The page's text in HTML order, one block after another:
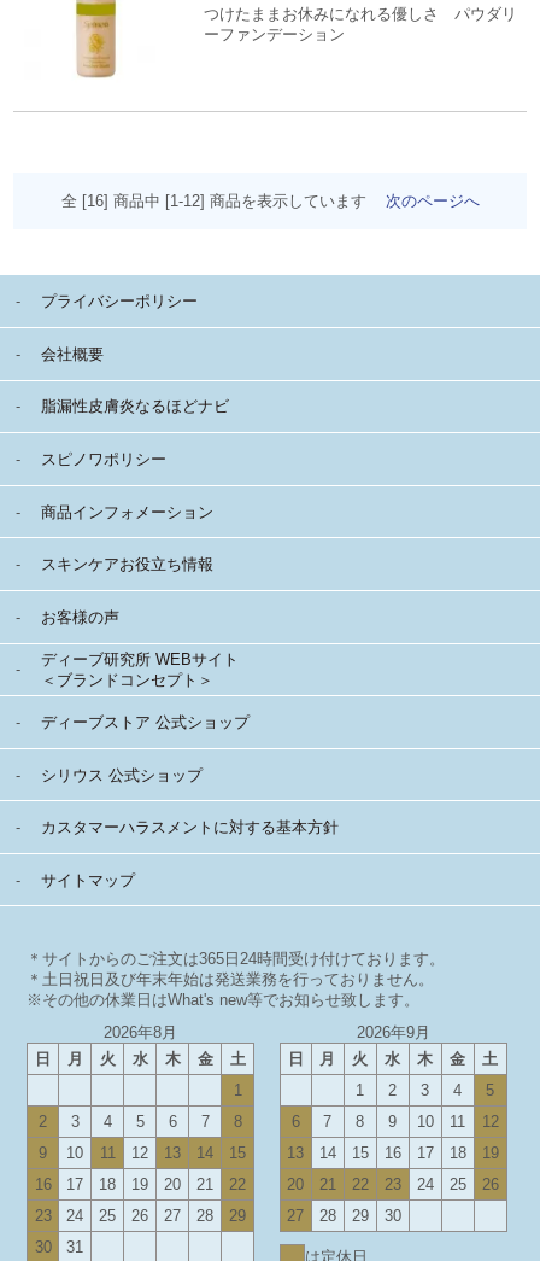
つけたままお休みになれる優しさ パウダリ
ーファンデーション
全 [16] 商品中 [1-12] 商品を表示しています 次のページへ
プライバシーポリシー
会社概要
脂漏性皮膚炎なるほどナビ
スピノワポリシー
商品インフォメーション
スキンケアお役立ち情報
お客様の声
ディーブ研究所 WEBサイト
＜ブランドコンセプト＞
ディーブストア 公式ショップ
シリウス 公式ショップ
カスタマーハラスメントに対する基本方針
サイトマップ
＊サイトからのご注文は365日24時間受け付けております。
＊土日祝日及び年末年始は発送業務を行っておりません。
※その他の休業日はWhat's new等でお知らせ致します。
2026年8月
日
月 火 水 木 金
土
1
2
3 4 5 6 7
8
9
10 11 12 13 14
15
16
17 18 19 20 21
22
23
24 25 26 27 28
29
30
31
2026年9月
日
月 火 水 木 金
土
1
2 3 4
5
6
7 8 9 10 11
12
13
14 15 16 17 18
19
20
21 22 23 24 25
26
27
28 29 30
は定休日